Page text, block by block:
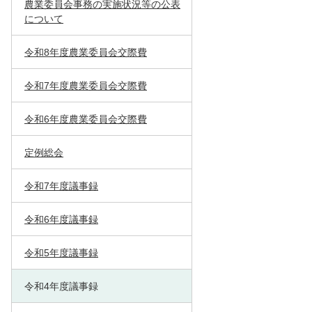
農業委員会事務の実施状況等の公表
について
令和8年度農業委員会交際費
令和7年度農業委員会交際費
令和6年度農業委員会交際費
定例総会
令和7年度議事録
令和6年度議事録
令和5年度議事録
令和4年度議事録